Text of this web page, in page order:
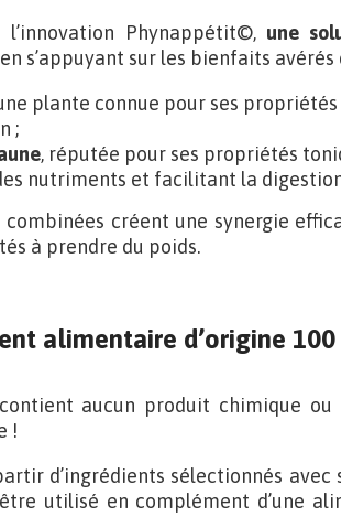
l’innovation Phynappétit©, une
s’appuyant sur les bienfaits avérés
plante connue pour ses
;
, réputée pour ses propriétés
nutriments et facilitant la
combinées créent une synergie
à prendre du poids.
alimentaire d’origine
aucun produit chimique
!
d’ingrédients sélectionnés
utilisé en complément d’une